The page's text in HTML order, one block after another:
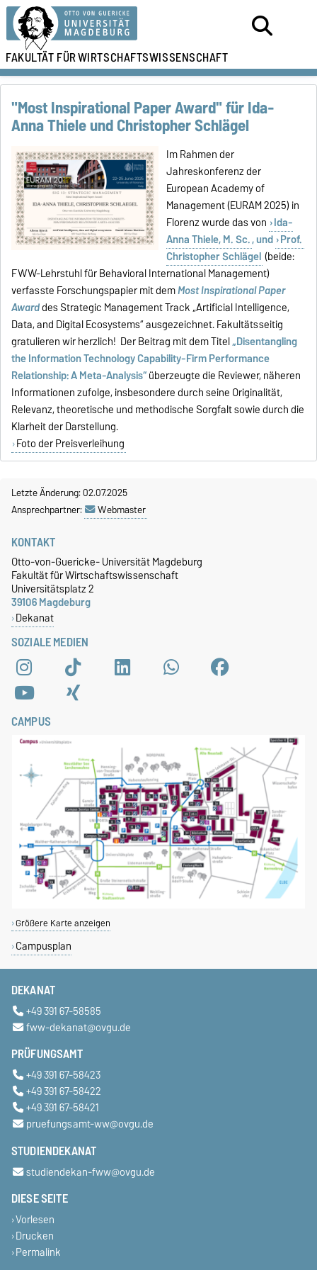
FAKULTÄT FÜRWIRTSCHAFTSWISSENSCHAFT
"Most Inspirational Paper Award" für Ida-
Anna Thiele und Christopher Schlägel
Im Rahmen der
Jahreskonferenz der
European Academy of
Management (EURAM 2025) in
Florenz wurde das von Ida-
Anna Thiele, M. Sc., und Prof.
Christopher Schlägel (beide:
FWW-Lehrstuhl für Behavioral International Management)
verfasste Forschungspapier mit demMost Inspirational Paper
Awarddes Strategic Management Track „Artificial Intelligence,
Data, and Digital Ecosystems“ausgezeichnet. Fakultätsseitig
gratulieren wir herzlich! Der Beitrag mit dem Titel„Disentangling
the Information Technology Capability-Firm Performance
Relationship: A Meta-Analysis“überzeugte die Reviewer, näheren
Informationen zufolge, insbesondere durch seine Originalität,
Relevanz, theoretische und methodische Sorgfalt sowie durch die
Klarheit der Darstellung.
Foto der Preisverleihung
Letzte Änderung: 02.07.2025
Ansprechpartner:
Webmaster
SOZIALE MEDIEN
KONTAKT
Otto-von-Guericke- Universität Magdeburg
Fakultät für Wirtschaftswissenschaft
Universitätsplatz 2
39106 Magdeburg
Dekanat
CAMPUS
Größere Karte anzeigen
Campusplan
DEKANAT
+49 391 67-58585
fww-dekanat@ovgu.de
PRÜFUNGSAMT
+49 391 67-58423
+49 391 67-58422
+49 391 67-58421
pruefungsamt-ww@ovgu.de
STUDIENDEKANAT
studiendekan-fww@ovgu.de
DIESE SEITE
Vorlesen
Drucken
Permalink